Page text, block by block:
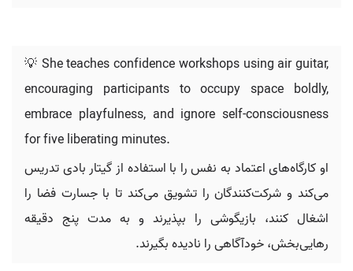
💡 She teaches confidence workshops using air guitar,
encouraging participants to occupy space boldly,
embrace playfulness, and ignore self-consciousness
for five liberating minutes.
او کارگاه‌های اعتماد به نفس را با استفاده از گیتار بادی تدریس
می‌کند و شرکت‌کنندگان را تشویق می‌کند تا با جسارت فضا را
اشغال کنند، بازیگوشی را بپذیرند و به مدت پنج دقیقه
رهایی‌بخش، خودآگاهی را نادیده بگیرند.